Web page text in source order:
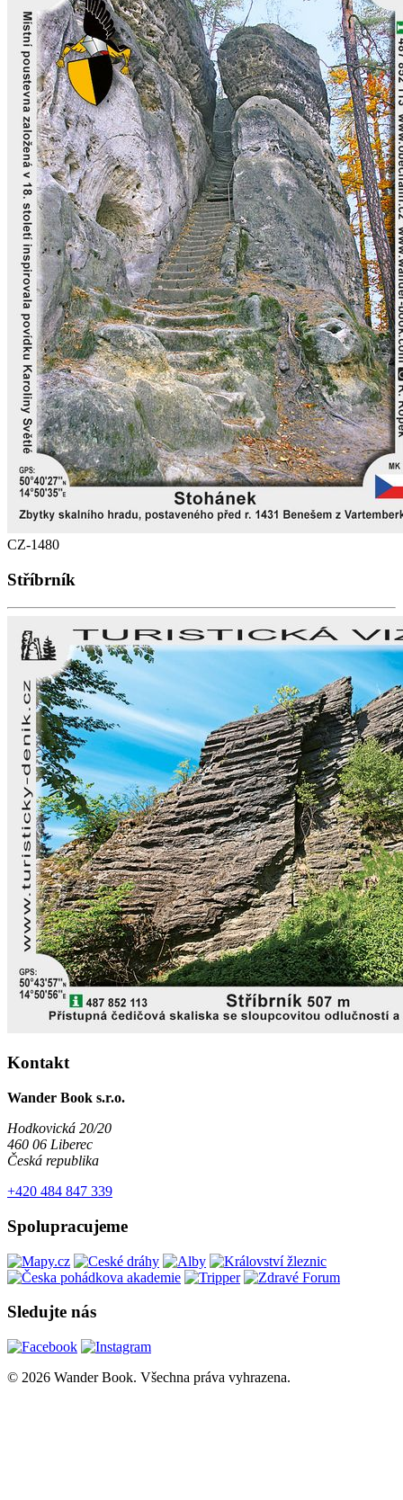
CZ-1480
Stříbrník
Kontakt
Wander Book s.r.o.
Hodkovická 20/20
460 06 Liberec
Česká republika
+420 484 847 339
Spolupracujeme
Sledujte nás
© 2026 Wander Book. Všechna práva vyhrazena.